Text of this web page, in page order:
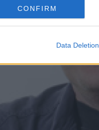
CONFIRM
Data Deletion